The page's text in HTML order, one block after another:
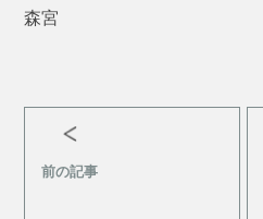
森宮
前の記事